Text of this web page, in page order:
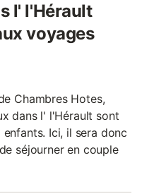
l' l'Hérault
voyages
Chambres Hotes,
dans l' l'Hérault sont
Ici, il sera donc
séjourner en couple